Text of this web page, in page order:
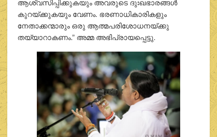
കുറയ്ക്കുകയും വേണം. ഭരണാധികാരികളും
നേതാക്കന്മാരും ഒരു ആത്മപരിശോധനയ്ക്കു
തയ്യാറാകണം.” അമ്മ അഭിപ്രായപ്പെട്ടു.